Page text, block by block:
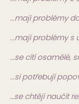
...mají problémy
...mají problémy s
...se cítí osamělé,
...si potřebují
…se chtějí naučit